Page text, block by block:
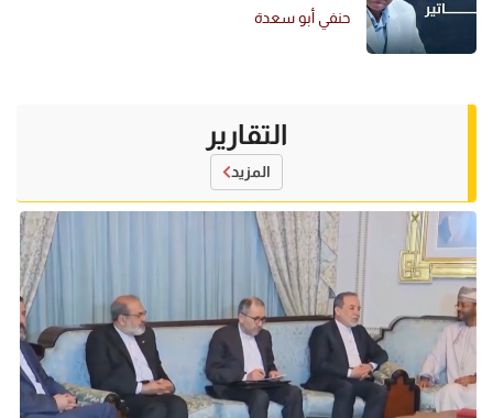
حنفي أبو سعدة
التقارير
المزيد